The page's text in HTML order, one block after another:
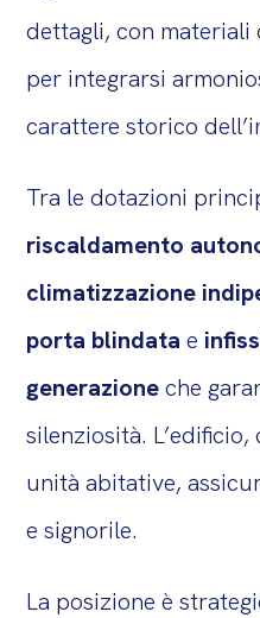
dettagli, con
per integrarsi
carattere storico
Tra le dotazioni
riscaldamento
climatizzazione
porta blindata e
generazioneche
silenziosità.
unità abitative,
e signorile.
La posizione è